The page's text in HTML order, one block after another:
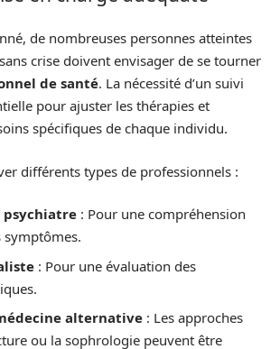
de nombreuses personnes atteintes
crise doivent envisager de se tourner
de santé. La nécessité d’un suivi
pour ajuster les thérapies et
spécifiques de chaque individu.
différents types de professionnels :
psychiatre : Pour une compréhension
: Pour une évaluation des
alternative : Les approches
ou la sophrologie peuvent être